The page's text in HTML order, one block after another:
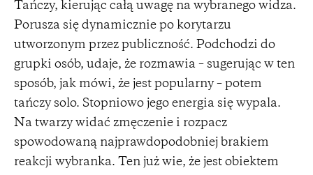
Tańczy, kierując całą uwagę na wybranego widza.
Porusza się dynamicznie po korytarzu
utworzonym przez publiczność. Podchodzi do
grupki osób, udaje, że rozmawia – sugerując w ten
sposób, jak mówi, że jest popularny – potem
tańczy solo. Stopniowo jego energia się wypala.
Na twarzy widać zmęczenie i rozpacz
spowodowaną najprawdopodobniej brakiem
reakcji wybranka. Ten już wie, że jest obiektem